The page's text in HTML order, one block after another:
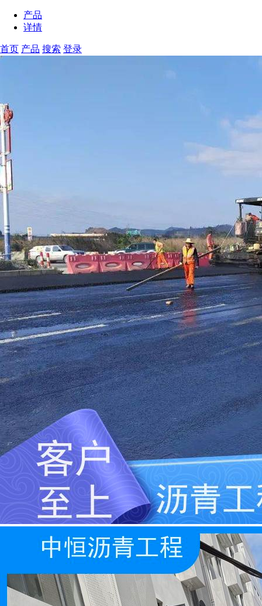
产品
详情
首页 产品 搜索 登录